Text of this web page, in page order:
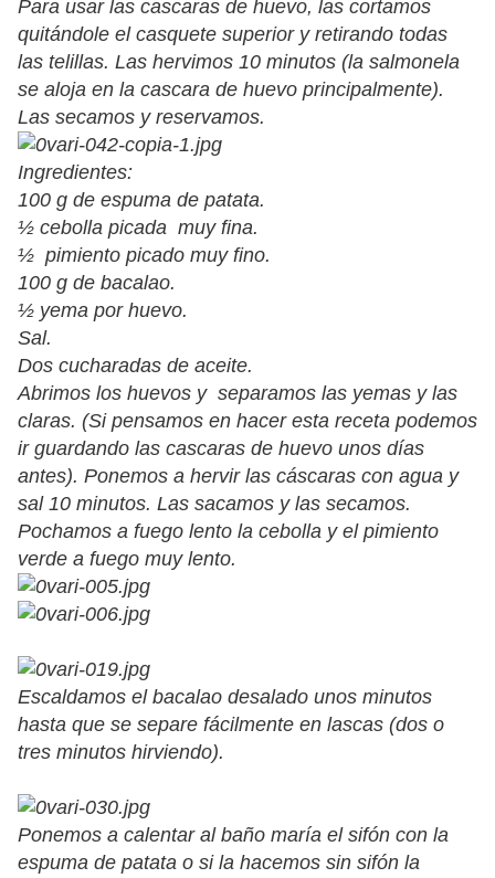
Para usar las cascaras de huevo, las cortamos
quitándole el casquete superior y retirando todas
las telillas. Las hervimos 10 minutos (la salmonela
se aloja en la cascara de huevo principalmente).
Las secamos y reservamos.
Ingredientes:
100 g de espuma de patata.
½ cebolla picada muy fina.
½ pimiento picado muy fino.
100 g de bacalao.
½ yema por huevo.
Sal.
Dos cucharadas de aceite.
Abrimos los huevos y separamos las yemas y las
claras. (Si pensamos en hacer esta receta podemos
ir guardando las cascaras de huevo unos días
antes). Ponemos a hervir las cáscaras con agua y
sal 10 minutos. Las sacamos y las secamos.
Pochamos a fuego lento la cebolla y el pimiento
verde a fuego muy lento.
Escaldamos el bacalao desalado unos minutos
hasta que se separe fácilmente en lascas (dos o
tres minutos hirviendo).
Ponemos a calentar al baño maría el sifón con la
espuma de patata o si la hacemos sin sifón la